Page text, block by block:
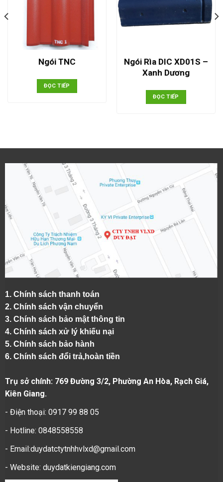
Ngói TNC
ĐỌC TIẾP
Ngói Rìa DIC XD01S –
Xanh Dương
ĐỌC TIẾP
1. Chính sách thanh toán
2. Chính sách vận chuyển
3. Chính sách bảo mật thông tin
4. Chính sách xử lý khiếu nại
5. Chính sách bảo hành
6. Chính sách đổi trả,hoàn tiền
Trụ sở chính: 769 Đường 3/2, Phường An Hòa, Rạch Giá,
Kiên Giang.
- Điện thoại: 0917 99 88 05
- Hotline: 0848558558
- Email:duydatctytnhhvlxd@gmail.com
- Website: duydatkiengiang.com